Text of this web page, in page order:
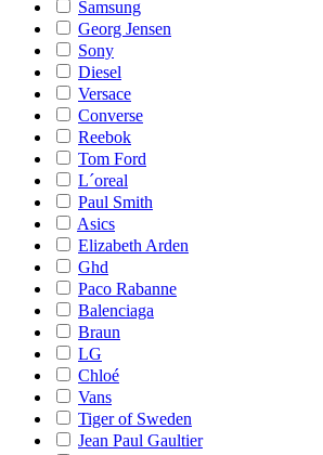
Samsung
Georg Jensen
Sony
Diesel
Versace
Converse
Reebok
Tom Ford
L´oreal
Paul Smith
Asics
Elizabeth Arden
Ghd
Paco Rabanne
Balenciaga
Braun
LG
Chloé
Vans
Tiger of Sweden
Jean Paul Gaultier